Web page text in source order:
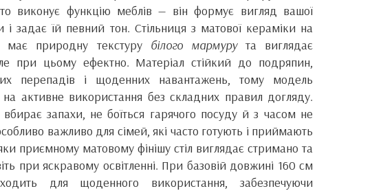
виконує функцію меблів — він формує вигляд вашої
і задає їй певний тон. Стільниця з матової кераміки на
природну текстуру білого мармурута виглядає
при цьому ефектно. Матеріал стійкий до подряпин,
перепадів і щоденних навантажень, тому модель
на активне використання без складних правил догляду.
запахи, не боїться гарячого посуду й з часом не
важливо для сімей, які часто готують і приймають
приємному матовому фінішу стіл виглядає стримано та
при яскравому освітленні. При базовій довжині 160 см
для щоденного використання, забезпечуючи